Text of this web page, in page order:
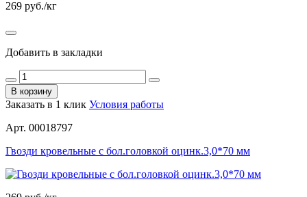
269 руб./кг
Добавить в закладки
В корзину
Заказать в 1 клик Условия работы
Арт. 00018797
Гвозди кровельные с бол.головкой оцинк.3,0*70 мм